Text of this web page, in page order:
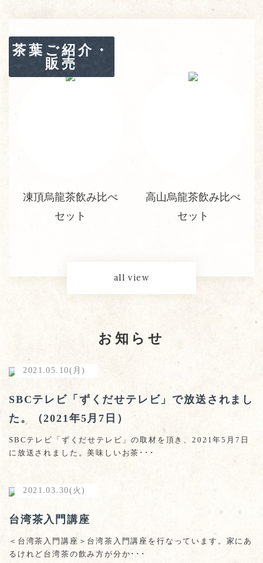
茶葉ご紹介・
販売
凍頂烏龍茶飲み比べ
セット
高山烏龍茶飲み比べ
セット
all view
お知らせ
2021.05.10(月)
SBCテレビ「ずくだせテレビ」で放送されまし
た。（2021年5月7日）
SBCテレビ「ずくだせテレビ」の取材を頂き、2021年5月7日
に放送されました。美味しいお茶･･･
2021.03.30(火)
台湾茶入門講座
＜台湾茶入門講座＞台湾茶入門講座を行なっています。家にあ
るけれど台湾茶の飲み方が分か･･･